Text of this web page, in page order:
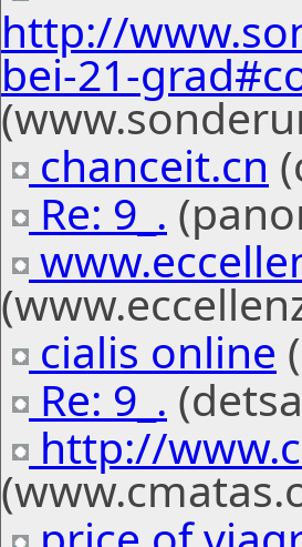
http://
bei-21-
chanceit.cn
Re: 9_.
cialis online
Re: 9_.
http://